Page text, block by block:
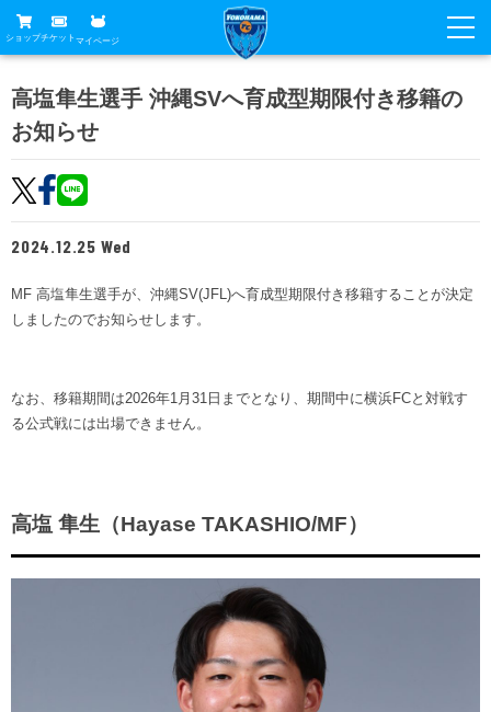
ショップチケット マイページ
グッズ
ホームタウン
トップチーム
アカデミー
試合
試合日程
チケット
チケットガイド
席種・価格表
チケット購入方法
ニッパツシート
チーム
選手・スタッフ
練習見学について
観戦ガイド
試合会場アクセス
横浜FCスポーツクラブ
ニッパツ横浜FCシーガルズ
ファン
クラブメンバー
スタータークラブ
育成ビジョン
パートナー
パートナー一覧
あしながドリーム基金
高塩隼生選手 沖縄SVへ育成型期限付き移籍の
お知らせ
2024.12.25 Wed
MF 高塩隼生選手が、沖縄SV(JFL)へ育成型期限付き移籍することが決定
しましたのでお知らせします。
なお、移籍期間は2026年1月31日までとなり、期間中に横浜FCと対戦す
る公式戦には出場できません。
高塩 隼生（Hayase TAKASHIO/MF）